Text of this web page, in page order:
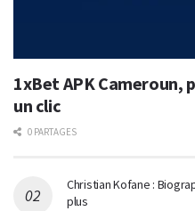
1xBet APK Cameroun,
un clic
0 PARTAGES
Christian Kofane :
plus